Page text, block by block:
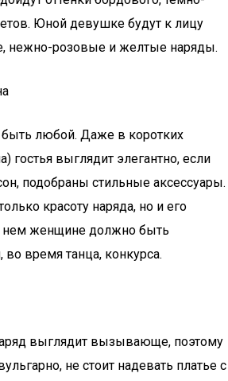
Юной девушке будут к лицу
нежно-розовые и желтые наряды.
любой. Даже в коротких
гостья выглядит элегантно, если
подобраны стильные аксессуары.
красоту наряда, но и его
нем женщине должно быть
время танца, конкурса.
выглядит вызывающе, поэтому
не стоит надевать платье с